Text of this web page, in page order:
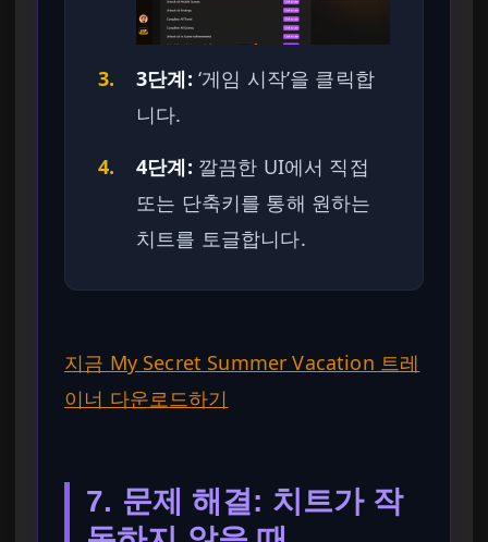
3. 3단계: ‘게임 시작’을 클릭합
니다.
4.
4단계: 깔끔한 UI에서 직접
또는 단축키를 통해 원하는
치트를 토글합니다.
지금 My Secret Summer Vacation 트레
이너 다운로드하기
7. 문제 해결: 치트가 작